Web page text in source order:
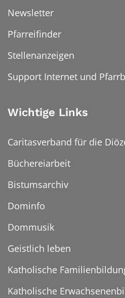
Newsletter
Pfarreifinder
Stellenanzeigen
Support Internet und
Wichtige Links
Caritasverband für die
Büchereiarbeit
Bistumsarchiv
Dominfo
Dommusik
Geistlich leben
Katholische
Katholische